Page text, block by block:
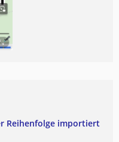
Reihenfolge importiert